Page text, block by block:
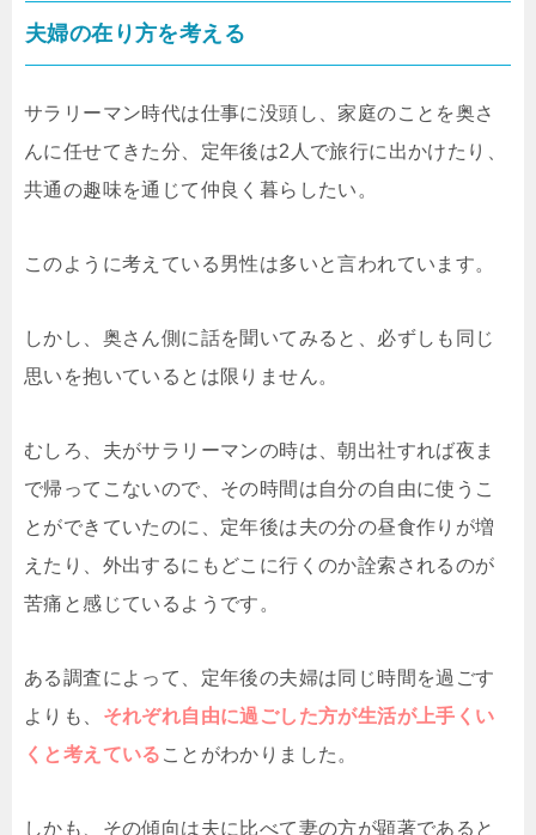
夫婦の在り方を考える
サラリーマン時代は仕事に没頭し、家庭のことを奥さ
んに任せてきた分、定年後は2人で旅行に出かけたり、
共通の趣味を通じて仲良く暮らしたい。
このように考えている男性は多いと言われています。
しかし、奥さん側に話を聞いてみると、必ずしも同じ
思いを抱いているとは限りません。
むしろ、夫がサラリーマンの時は、朝出社すれば夜ま
で帰ってこないので、その時間は自分の自由に使うこ
とができていたのに、定年後は夫の分の昼食作りが増
えたり、外出するにもどこに行くのか詮索されるのが
苦痛と感じているようです。
ある調査によって、定年後の夫婦は同じ時間を過ごす
よりも、 それぞれ自由に過ごした方が生活が上手くい
くと考えている ことがわかりました。
しかも、その傾向は夫に比べて妻の方が顕著であると